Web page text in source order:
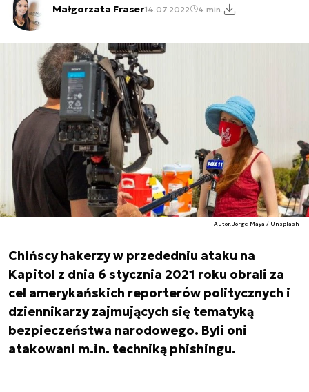
Małgorzata Fraser14.07.2022 4 min.
Autor. Jorge Maya / Unsplash
Chińscy hakerzy w przededniu ataku na
Kapitol z dnia 6 stycznia 2021 roku obrali za
cel amerykańskich reporterów politycznych i
dziennikarzy zajmujących się tematyką
bezpieczeństwa narodowego. Byli oni
atakowani m.in. techniką phishingu.